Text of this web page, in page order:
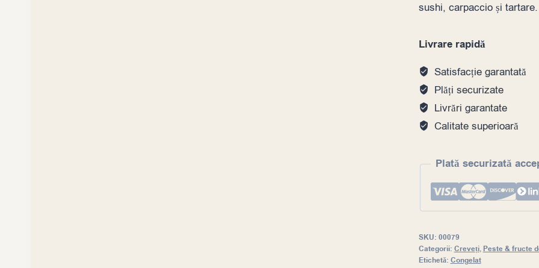
sushi, carpaccio și tartare.
Livrare rapidă
Satisfacție garantată
Plăți securizate
Livrări garantate
Calitate superioară
Plată securizată
SKU: 00079
Categorii: Creveți, Peste & fructe
Etichetă: Congelat